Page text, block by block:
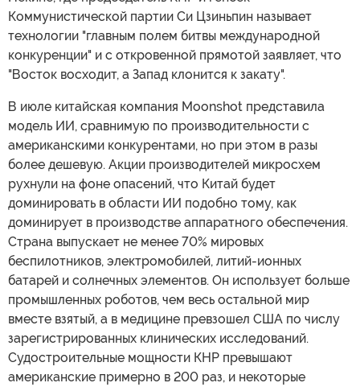
Коммунистической партии Си Цзиньпин называет
технологии "главным полем битвы международной
конкуренции" и с откровенной прямотой заявляет, что
"Восток восходит, а Запад клонится к закату".
В июле китайская компания Moonshot представила
модель ИИ, сравнимую по производительности с
американскими конкурентами, но при этом в разы
более дешевую. Акции производителей микросхем
рухнули на фоне опасений, что Китай будет
доминировать в области ИИ подобно тому, как
доминирует в производстве аппаратного обеспечения.
Страна выпускает не менее 70% мировых
беспилотников, электромобилей, литий-ионных
батарей и солнечных элементов. Он использует больше
промышленных роботов, чем весь остальной мир
вместе взятый, а в медицине превзошел США по числу
зарегистрированных клинических исследований.
Судостроительные мощности КНР превышают
американские примерно в 200 раз, и некоторые